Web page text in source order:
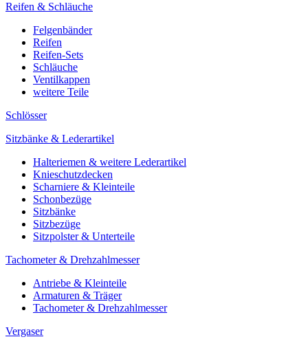
Reifen & Schläuche
Felgenbänder
Reifen
Reifen-Sets
Schläuche
Ventilkappen
weitere Teile
Schlösser
Sitzbänke & Lederartikel
Halteriemen & weitere Lederartikel
Knieschutzdecken
Scharniere & Kleinteile
Schonbezüge
Sitzbänke
Sitzbezüge
Sitzpolster & Unterteile
Tachometer & Drehzahlmesser
Antriebe & Kleinteile
Armaturen & Träger
Tachometer & Drehzahlmesser
Vergaser